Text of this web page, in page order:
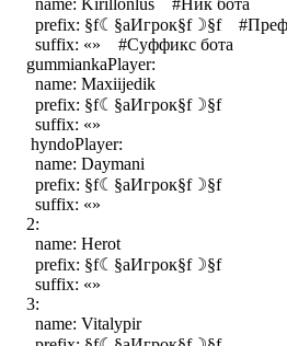
name: Kirillonlus #Ник бота
prefix: §f☾§aИгрок§f☽§f
suffix: «» #Суффикс бота
gummiankaPlayer:
name: Maxiijedik
prefix: §f☾§aИгрок§f☽§f
suffix: «»
hyndoPlayer:
name: Daymani
prefix: §f☾§aИгрок§f☽§f
suffix: «»
2:
name: Herot
prefix: §f☾§aИгрок§f☽§f
suffix: «»
3:
name: Vitalypir